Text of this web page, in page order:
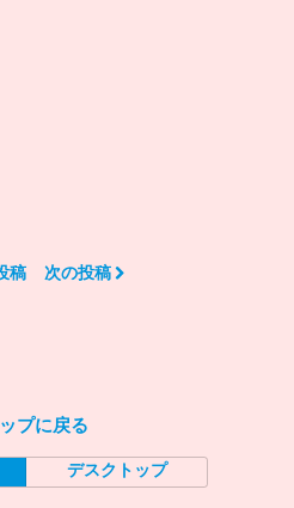
稿 次の投稿
プに戻る
デスクトップ